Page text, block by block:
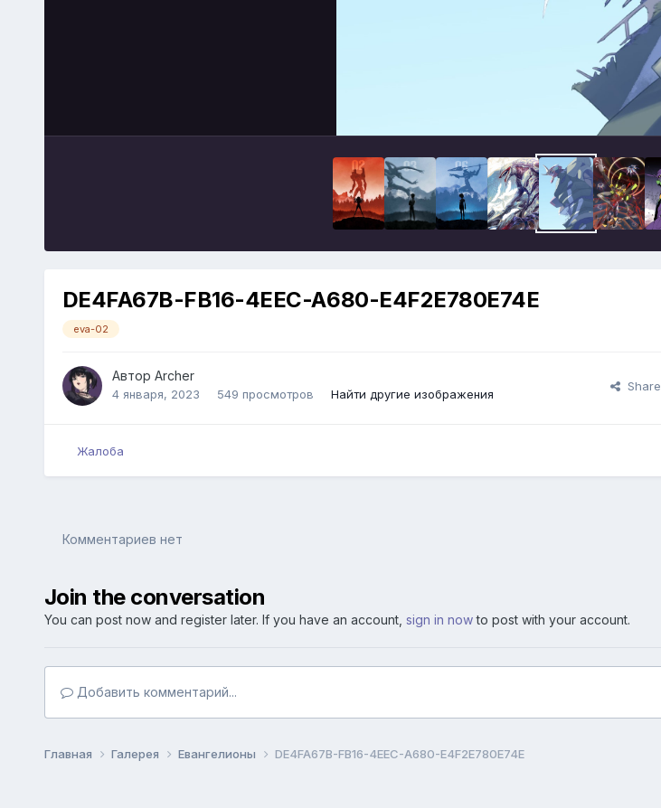
DE4FA67B-FB16-4EEC-A680-E4F2E780E74E
eva-02
Автор Archer
4 января, 2023 549 просмотров Найти другие изображения
Share
Жалоба
Комментариев нет
Join the conversation
You can post now and register later. If you have an account, sign in nowto post with your account.
Добавить комментарий...
Главная Галерея Евангелионы DE4FA67B-FB16-4EEC-A680-E4F2E780E74E